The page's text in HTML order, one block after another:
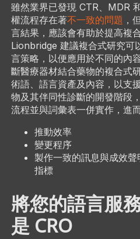
雖然業界已發現 CTR、MDR
權流程存在著不一致的問題 ，
言結果，應該會有助於提高複
Lionbridge 建議複合式研究可
言策略，以便應用於不同的內
斷醫療器材結合藥物的複合式
術語、語言資產及內容，以支
物及其伴同性診斷的開發階段
流程並與詞彙表一併實作，進
推動效率
變更程序
製作一致的訊息與成效
指標
將您的語言服
是 CRO